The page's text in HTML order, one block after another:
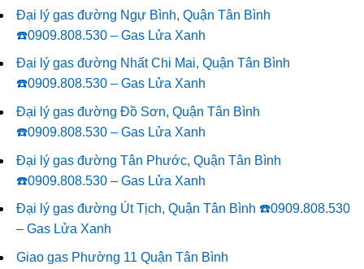
Đại lý gas đường Ngự Bình, Quận Tân Bình
☎️0909.808.530 – Gas Lửa Xanh
Đại lý gas đường Nhất Chi Mai, Quận Tân Bình
☎️0909.808.530 – Gas Lửa Xanh
Đại lý gas đường Đồ Sơn, Quận Tân Bình
☎️0909.808.530 – Gas Lửa Xanh
Đại lý gas đường Tân Phước, Quận Tân Bình
☎️0909.808.530 – Gas Lửa Xanh
Đại lý gas đường Út Tịch, Quận Tân Bình ☎️0909.808.530
– Gas Lửa Xanh
Giao gas Phường 11 Quận Tân Bình